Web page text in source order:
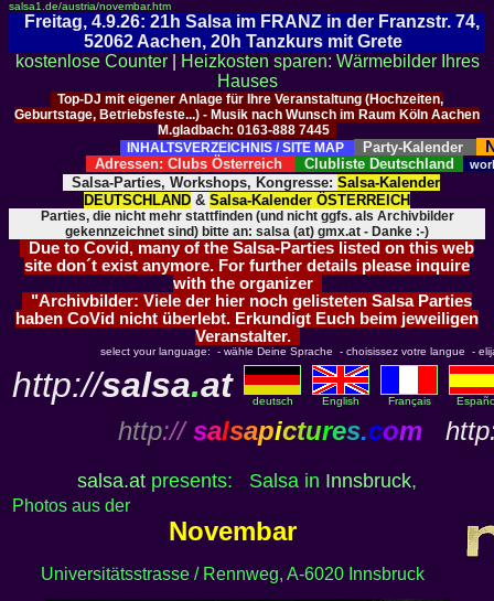
salsa1.de/austria/novembar.htm
Freitag, 4.9.26: 21h Salsa im FRANZ in der Franzstr. 74,
52062 Aachen, 20h Tanzkurs mit Grete
kostenlose Counter|
Heizkosten sparen: Wärmebilder Ihres
Hauses
Top-DJ mit eigener Anlage für Ihre Veranstaltung (Hochzeiten,
Geburtstage, Betriebsfeste...) - Musik nach Wunsch im Raum Köln Aachen
M.gladbach: 0163-888 7445
INHALTSVERZEICHNIS / SITE MAP
Party-Kalender
Adressen: Clubs Österreich Clubliste Deutschland
Salsa-Parties, Workshops, Kongresse: Salsa-Kalender
DEUTSCHLAND & Salsa-Kalender ÖSTERREICH
Parties, die nicht mehr stattfinden (und nicht ggfs. als Archivbilder
gekennzeichnet sind) bitte an: salsa (at) gmx.at - Danke :-)
Due to Covid, many of the Salsa-Parties listed on this web
site don´t exist anymore. For further details please inquire
with the organizer
"Archivbilder: Viele der hier noch gelisteten Salsa Parties
haben CoVid nicht überlebt. Erkundigt Euch beim jeweiligen
Veranstalter.
select your language: - wähle Deine Sprache - choisissez votre langue -
http://salsa.at deutsch English Français
http:// salsapictures.com
salsa.at presents: Salsa in Innsbruck,
Photos aus der
Novembar
Universitätsstrasse / Rennweg, A-6020 Innsbruck